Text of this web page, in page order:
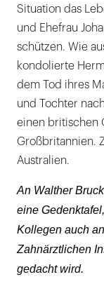
Situation das
und Ehefrau
schützen. Wie
kondolierte
dem Tod ihres
und Tochter
einen britischen
Großbritannien.
Australien.
An Walther
eine
Kollegen auch
Zahnärztlichen
gedacht wird.